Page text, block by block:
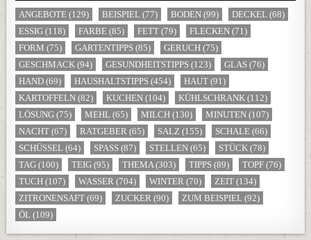
ANGEBOTE (129) BEISPIEL (77) BODEN (99) DECKEL (68)
ESSIG (118) FARBE (85) FETT (79) FLECKEN (71)
FORM (75) GARTENTIPPS (85) GERUCH (75)
GESCHMACK (94) GESUNDHEITSTIPPS (123) GLAS (76)
HAND (69) HAUSHALTSTIPPS (454) HAUT (91)
KARTOFFELN (82) KUCHEN (104) KÜHLSCHRANK (112)
LÖSUNG (75) MEHL (65) MILCH (130) MINUTEN (107)
NACHT (67) RATGEBER (65) SALZ (155) SCHALE (66)
SCHÜSSEL (64) SPASS (87) STELLEN (65) STÜCK (78)
TAG (100) TEIG (95) THEMA(303) TIPPS (89) TOPF (76)
TUCH (107) WASSER (704) WINTER (70) ZEIT (134)
ZITRONENSAFT (69) ZUCKER (90) ZUM BEISPIEL (92)
ÖL (109)